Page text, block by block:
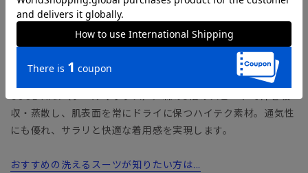
る2WAYストレッチやウォッシャブル性も備えた、機能も盛り
だくさんなファブリックです。
ウォッシャブル／汚れてもご家庭で簡単にお洗濯が可能です。
収・蒸散し、肌表面を常にドライに保つハイテク素材。通気性
にも優れ、サラリと快適な着用感を実現します。
おすすめの洗えるスーツが知りたい方は...